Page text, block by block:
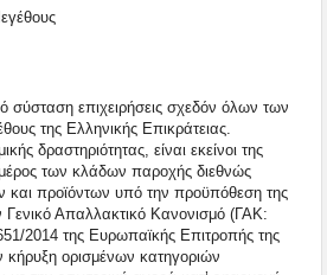
σύσταση επιχειρήσεις σχεδόν όλων των
της Ελληνικής Επικράτειας.
δραστηριότητας, είναι εκείνοι της
των κλάδων παροχής διεθνώς
και προϊόντων υπό την προϋπόθεση της
Γενικό Απαλλακτικό Κανονισμό (ΓΑΚ:
2014 της Ευρωπαϊκής Επιτροπής της
κήρυξη ορισμένων κατηγοριών